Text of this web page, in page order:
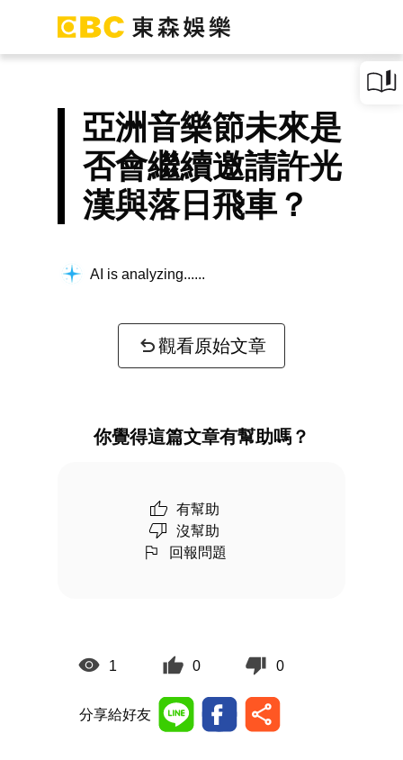
亞洲音樂節未來是
否會繼續邀請許光
漢與落日飛車？
AI is analyzing...
觀看原始文章
你覺得這篇文章有幫助嗎？
有幫助
沒幫助
回報問題
1 0 0
分享給好友